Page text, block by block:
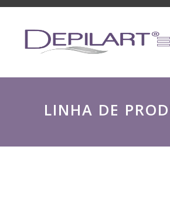
LINHA DE PROD